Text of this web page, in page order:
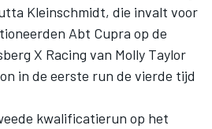
Kleinschmidt, die invalt voor
Abt Cupra op de
X Racing van Molly Taylor
in de eerste run de vierde tijd
kwalificatierun op het